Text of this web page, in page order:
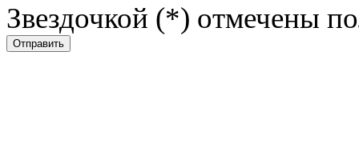
Звездочкой (*) отмечены